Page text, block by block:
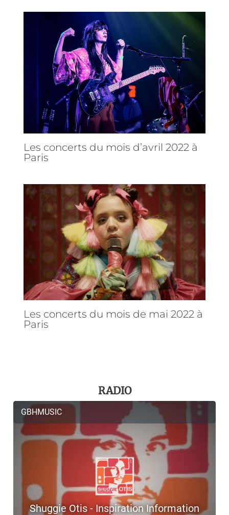
Les concerts du mois d’avril 2022 à
Paris
Les concerts du mois de mai 2022 à
Paris
RADIO